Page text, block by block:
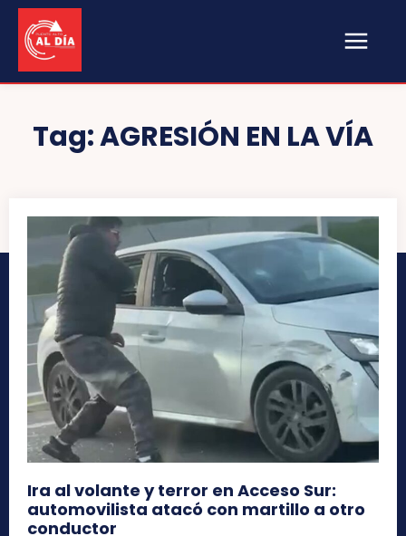
Tag:AGRESIÓN EN LA VÍA
Ira al volante y terror en Acceso Sur:
automovilista atacó con martillo a otro
conductor